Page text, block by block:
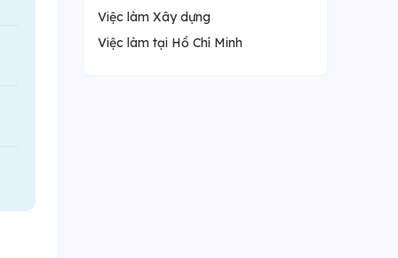
Việc làm Xây dựng
Việc làm tại Hồ Chí Minh